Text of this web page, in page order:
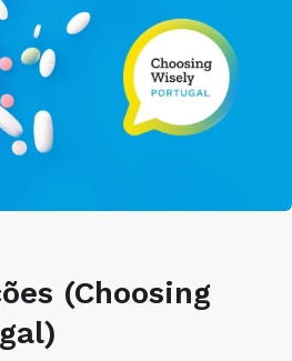
(Choosing